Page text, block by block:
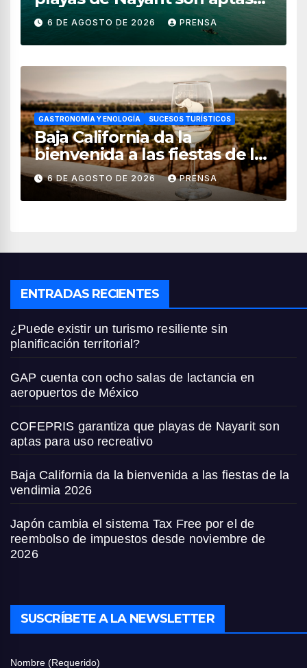
para uso recreativo
6 DE AGOSTO DE 2026 PRENSA
GASTRONOMÍA Y ENOLOGÍA SUCESOS TURÍSTICOS
Baja California da la
bienvenida a las fiestas de la
vendimia 2026
6 DE AGOSTO DE 2026 PRENSA
ENTRADAS RECIENTES
¿Puede existir un turismo resiliente sin
planificación territorial?
GAP cuenta con ocho salas de lactancia en
aeropuertos de México
COFEPRIS garantiza que playas de Nayarit son
aptas para uso recreativo
Baja California da la bienvenida a las fiestas de la
vendimia 2026
Japón cambia el sistema Tax Free por el de
reembolso de impuestos desde noviembre de
2026
SUSCRÍBETE A LA NEWSLETTER
Nombre (Requerido)